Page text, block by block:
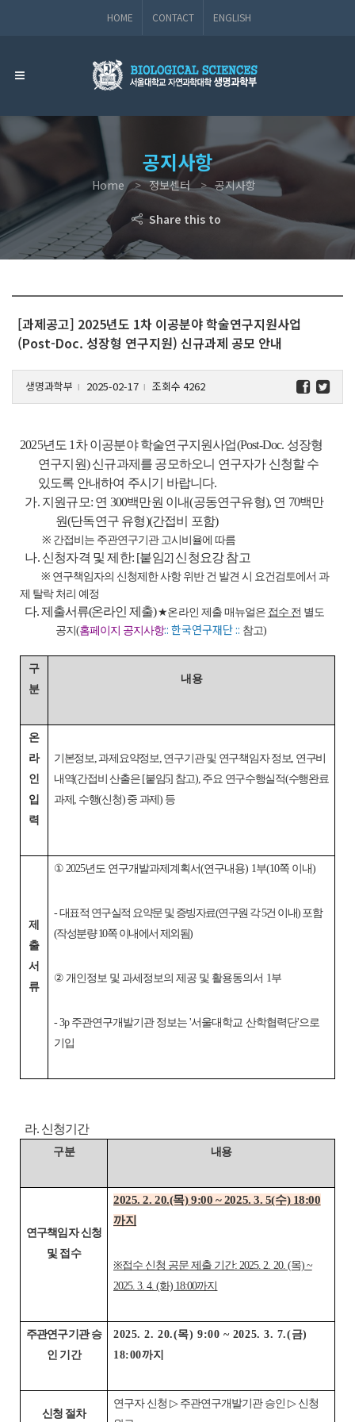
HOME CONTACT ENGLISH
공지사항
Home 정보센터 공지사항
Share this to
[과제공고] 2025년도 1차 이공분야 학술연구지원사업
(Post-Doc. 성장형 연구지원) 신규과제 공모 안내
생명과학부 l 2025-02-17 l 조회수 4262
2025년도 1차 이공분야 학술연구지원사업(Post-Doc. 성장형
연구지원) 신규과제를 공모하오니 연구자가 신청할 수
있도록 안내하여 주시기 바랍니다.
가. 지원규모: 연 300백만원 이내(공동연구유형), 연 70백만
원(단독연구 유형)(간접비 포함)
※ 간접비는 주관연구기관 고시비율에 따름
나. 신청자격 및 제한: [붙임2] 신청요강 참고
※ 연구책임자의 신청제한 사항 위반 건 발견 시 요건검토에서 과
제 탈락 처리 예정
다. 제출서류(온라인 제출)★온라인 제출 매뉴얼은 접수 전 별도
공지(홈페이지 공지사항:: 한국연구재단 :: 참고)
구
분
내용
온
라
인
입
력
기본정보, 과제요약정보, 연구기관 및 연구책임자 정보, 연구비
내역(간접비 산출은 [붙임5] 참고), 주요 연구수행실적(수행완료
과제, 수행(신청) 중 과제) 등
제
출
서
류
① 2025년도 연구개발과제계획서(연구내용) 1부(10쪽 이내)
-대표적 연구실적 요약문 및 증빙자료(연구원 각 5건 이내) 포함
(작성분량 10쪽 이내에서 제외됨)
② 개인정보 및 과세정보의 제공 및 활용동의서 1부
- 3p 주관연구개발기관 정보는 '서울대학교 산학협력단'으로
기입
라. 신청기간
구분 내용
연구책임자 신청
및 접수
2025. 2. 20.(목) 9:00 ~ 2025. 3. 5(수) 18:00
까지
※접수 신청 공문 제출 기간: 2025. 2. 20. (목) ~
2025. 3. 4. (화) 18:00까지
주관연구기관 승
인 기간
2025. 2. 20.(목) 9:00 ~ 2025. 3. 7.(금)
18:00까지
신청 절차
연구자 신청 ▷ 주관연구개발기관 승인 ▷ 신청